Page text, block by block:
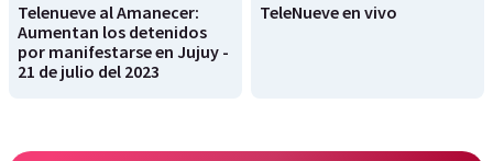
Telenueve al Amanecer:
Aumentan los detenidos
por manifestarse en Jujuy -
21 de julio del 2023
TeleNueve en vivo